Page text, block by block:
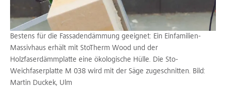
Bestens für die Fassadendämmung geeignet: Ein Einfamilien-
Massivhaus erhält mit StoTherm Wood und der
Holzfaserdämmplatte eine ökologische Hülle. Die Sto-
Weichfaserplatte M 038 wird mit der Säge zugeschnitten. Bild:
Martin Duckek, Ulm